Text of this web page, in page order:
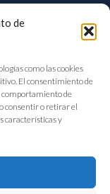
de
como las cookies
El consentimiento de
comportamiento de
consentir o retirar el
características y